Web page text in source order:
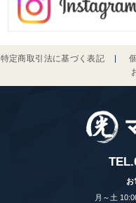
特定商取引法に基づく表記
TEL.
お
月～土